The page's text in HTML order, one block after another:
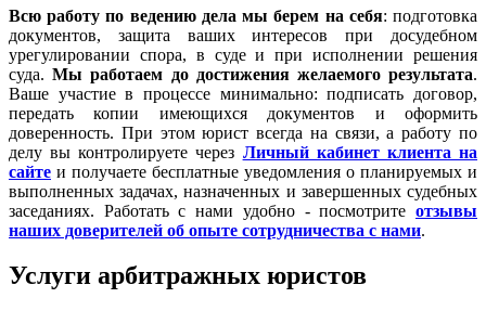
Всю работу по ведению дела мы берем на себя: подготовка
документов, защита ваших интересов при досудебном
урегулировании спора, в суде и при исполнении решения
суда.Мы работаем до достижения желаемого результата.
Ваше участие в процессе минимально: подписать договор,
передать копии имеющихся документов и оформить
доверенность. При этом юрист всегда на связи, а работу по
делу вы контролируете через Личный кабинет клиента на
сайте и получаете бесплатные уведомления о планируемых и
выполненных задачах, назначенных и завершенных судебных
заседаниях. Работать с нами удобно - посмотрите отзывы
наших доверителей об опыте сотрудничества с нами.
Услуги арбитражных юристов